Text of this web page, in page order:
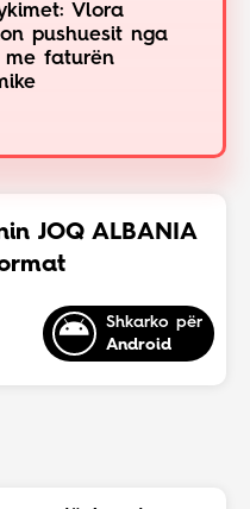
Vlora
pushuesit nga
me faturën
JOQ ALBANIA
Shkarko për
Android